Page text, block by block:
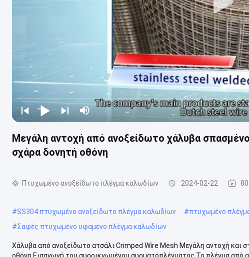
Μεγάλη αντοχή από ανοξείδωτο χάλυβα
σχάρα δονητή οθόνη
Πτυχωμένο ανοξείδωτο πλέγμα καλωδίων 2024-02-22
#SS304 πτυχωμένο ανοξείδωτο πλέγμα καλωδίων #πτυχωμένο
#Σαφές πτυχωμένο υφαμένο πλέγμα καλωδίων
Χάλυβα από ανοξείδωτο ατσάλι Crimped Wire Mesh Μεγάλη αντοχή και
οθόνη Εισαγωγή του συρρικνωμένου συρματόπλέγματος Το πλέγμα από